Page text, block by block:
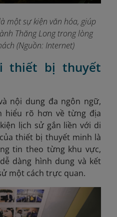
một sự kiện văn hóa, giúp
Thăng Long trong lòng
(Nguồn: Internet)
thiết bị thuyết
nội dung đa ngôn ngữ,
hiểu rõ hơn về từng địa
lịch sử gắn liền với di
thiết bị thuyết minh là
tin theo từng khu vực,
dàng hình dung và kết
một cách trực quan.